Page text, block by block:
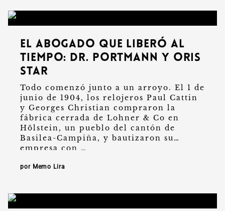
El abogado que liberó al
tiempo: Dr. Portmann y Oris
Star
Todo comenzó junto a un arroyo. El 1 de
junio de 1904, los relojeros Paul Cattin
y Georges Christian compraron la
fábrica cerrada de Lohner & Co en
Hölstein, un pueblo del cantón de
Basilea-Campiña, y bautizaron su
empresa con …
por Memo Lira